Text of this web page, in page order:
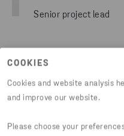
COOKIES
Cookies and website analysis
and improve our website.
Please choose your
Senior project lead